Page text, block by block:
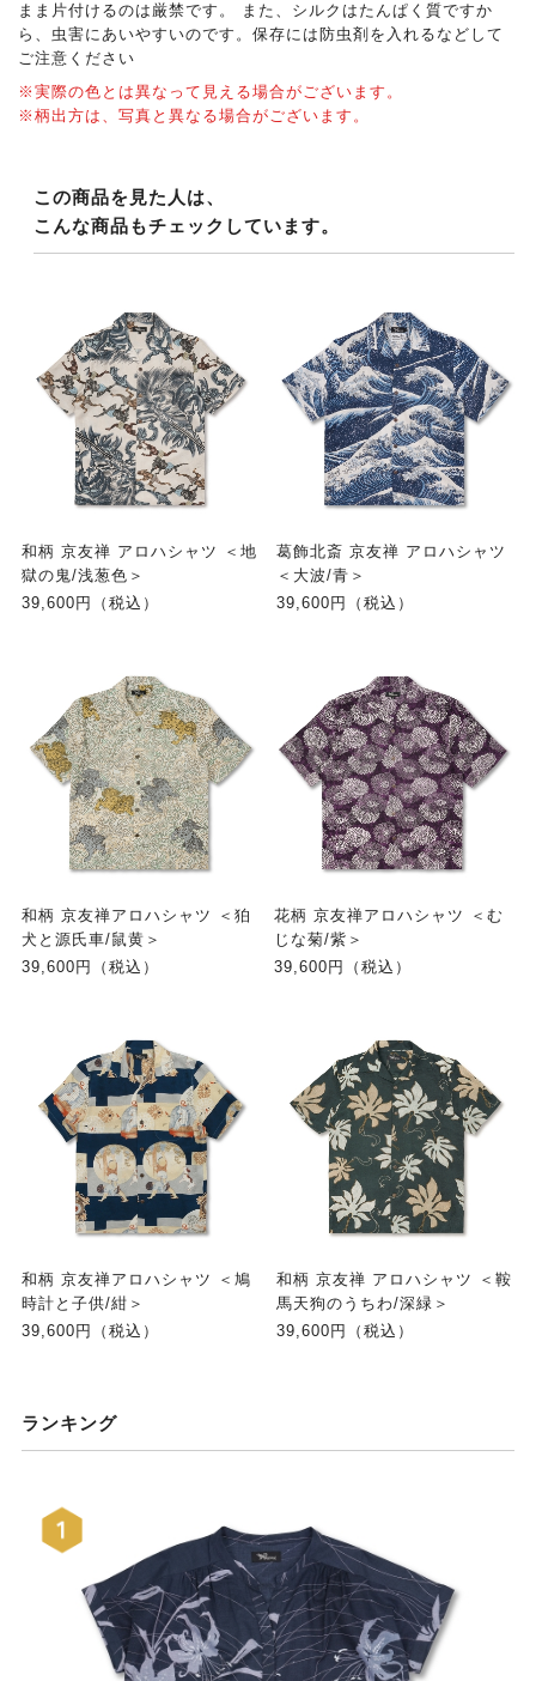
まま片付けるのは厳禁です。 また、シルクはたんぱく質ですか
ら、虫害にあいやすいのです。保存には防虫剤を入れるなどして
ご注意ください
※実際の色とは異なって見える場合がございます。
※柄出方は、写真と異なる場合がございます。
この商品を見た人は、
こんな商品もチェックしています。
和柄 京友禅 アロハシャツ ＜地
獄の鬼/浅葱色＞
39,600円（税込）
葛飾北斎 京友禅 アロハシャツ
＜大波/青＞
39,600円（税込）
和柄 京友禅アロハシャツ ＜狛
犬と源氏車/鼠黄＞
39,600円（税込）
花柄 京友禅アロハシャツ ＜む
じな菊/紫＞
39,600円（税込）
和柄 京友禅アロハシャツ ＜鳩
時計と子供/紺＞
39,600円（税込）
和柄 京友禅 アロハシャツ ＜鞍
馬天狗のうちわ/深緑＞
39,600円（税込）
ランキング